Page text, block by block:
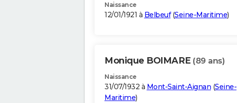
Naissance
12/01/1921 à Belbeuf(Seine-Maritime)
Monique BOIMARE (89 ans)
Naissance
31/07/1932 à Mont-Saint-Aignan (Seine-
Maritime)